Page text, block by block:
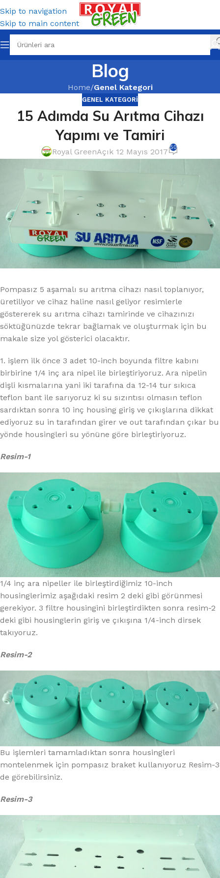
Skip to navigation
Skip to main content
Blog
Home/Genel Kategori
GENEL KATEGORI
15 Adımda Su Arıtma Cihazı
Yapımı ve Tamiri
Royal GreenAçık 12 Mayıs 2017 50
Pompasız 5 aşamalı su arıtma cihazı nasıl toplanıyor,
üretiliyor ve cihaz haline nasıl geliyor resimlerle
göstererek su arıtma cihazı tamirinde ve cihazınızı
söktüğünüzde tekrar bağlamak ve oluşturmak için bu
makale size yol gösterici olacaktır.
1. işlem ilk önce 3 adet 10-inch boyunda filtre kabını
birbirine 1/4 inç ara nipel ile birleştiriyoruz. Ara nipelin
dişli kısmalarına yani iki tarafına da 12-14 tur sıkıca
teflon bant ile sarıyoruz ki su sızıntısı olmasın teflon
sardıktan sonra 10 inç housing giriş ve çıkışlarına dikkat
ediyoruz su in tarafından girer ve out tarafından çıkar bu
yönde housingleri su yönüne göre birleştiriyoruz.
Resim-1
1/4 inç ara nipeller ile birleştirdiğimiz 10-inch
housinglerimiz aşağıdaki resim 2 deki gibi görünmesi
gerekiyor. 3 filtre housingini birleştirdikten sonra resim-2
deki gibi housinglerin giriş ve çıkışına 1/4-inch dirsek
takıyoruz.
Resim-2
Bu işlemleri tamamladıktan sonra housingleri
montelenmek için pompasız braket kullanıyoruz Resim-3
de görebilirsiniz.
Resim-3